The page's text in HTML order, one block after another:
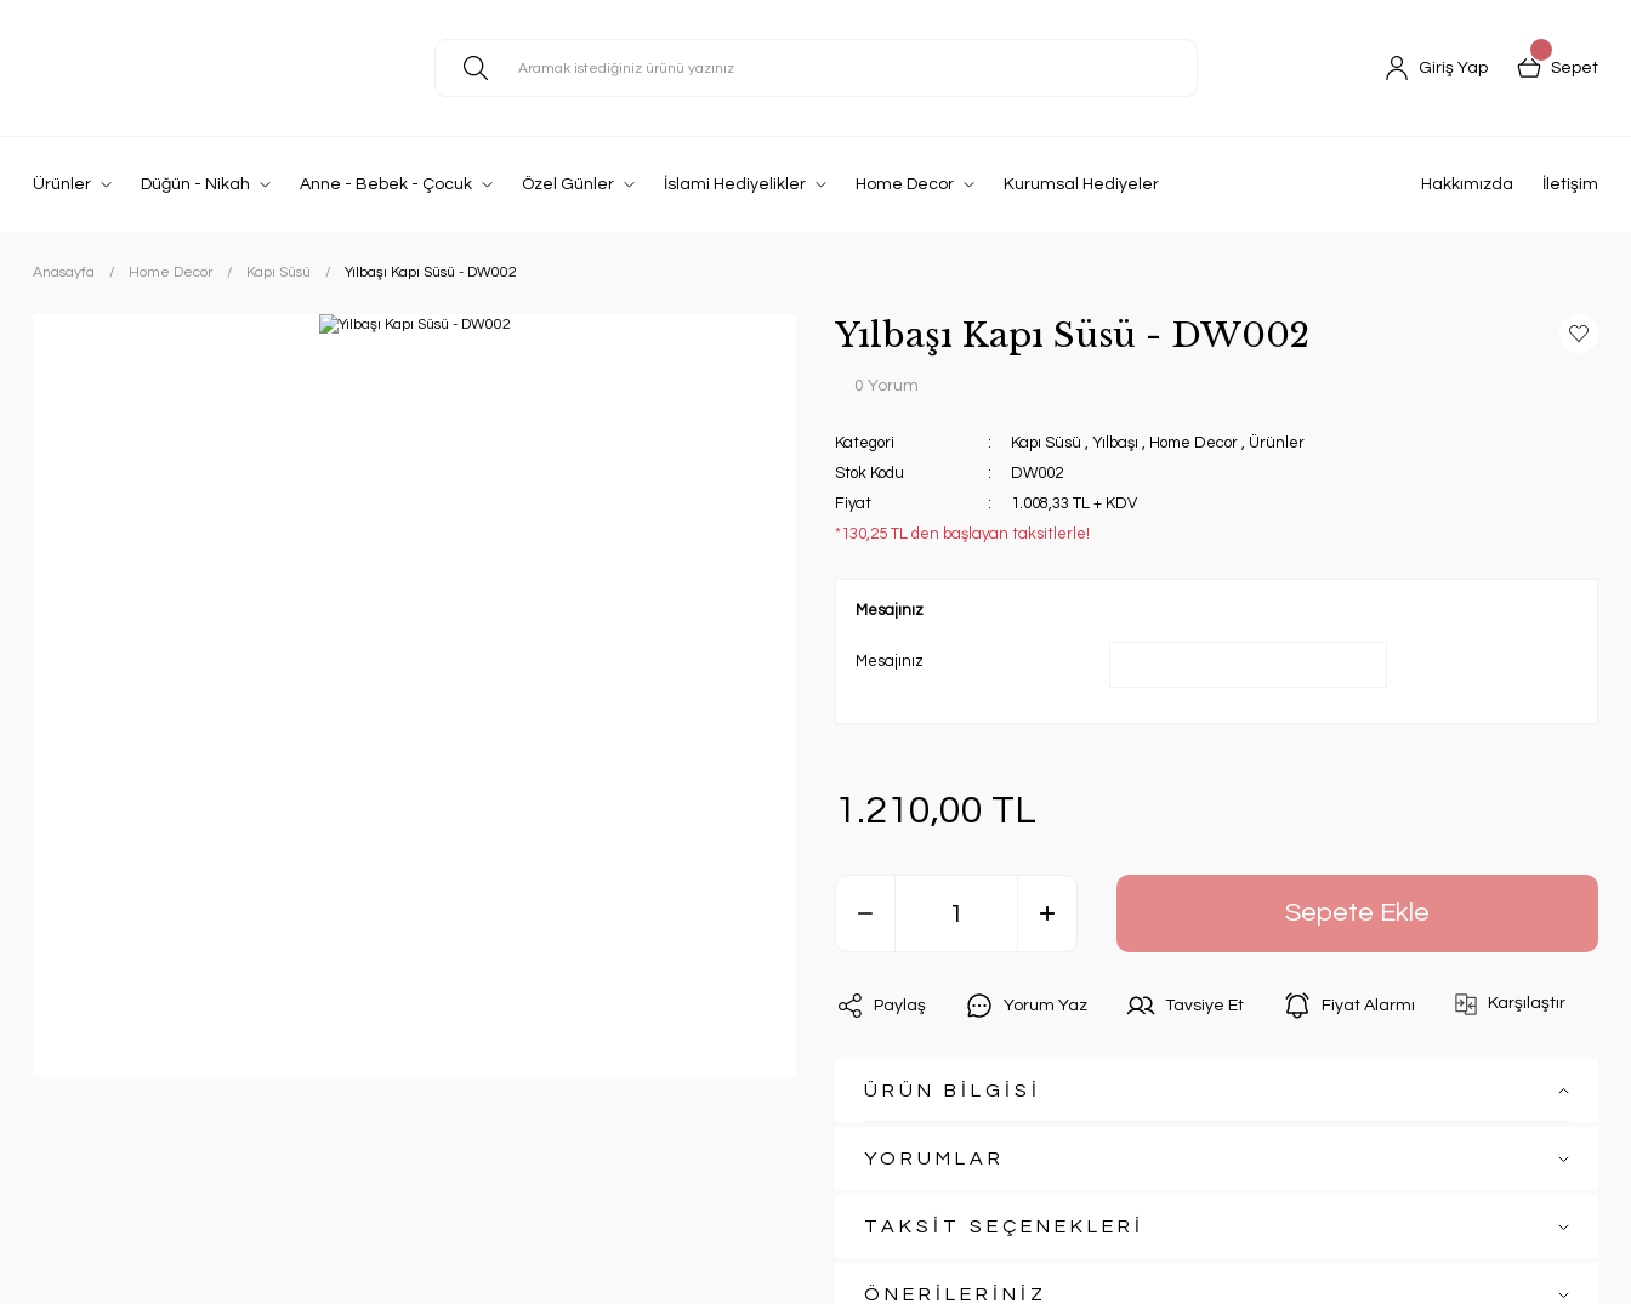
Giriş Yap Sepet
Ürünler Düğün - Nikah Anne - Bebek - Çocuk Özel Günler İslami Hediyelikler Home Decor Kurumsal Hediyeler Hakkımızda İletişim
Anasayfa Home Decor Kapı Süsü Yılbaşı Kapı Süsü - DW002
Yılbaşı Kapı Süsü - DW002
0 Yorum
Kategori Kapı Süsü , Yılbaşı , Home Decor , Ürünler
Stok Kodu
DW002
Fiyat
1.008,33 TL + KDV
*130,25 TL den başlayan taksitlerle!
Mesajınız
Mesajınız
1.210,00 TL
Sepete Ekle
Paylaş Yorum Yaz Tavsiye Et Fiyat Alarmı Karşılaştır
ÜRÜN BİLGİSİ
YORUMLAR
TAKSİT SEÇENEKLERİ
ÖNERİLERİNİZ